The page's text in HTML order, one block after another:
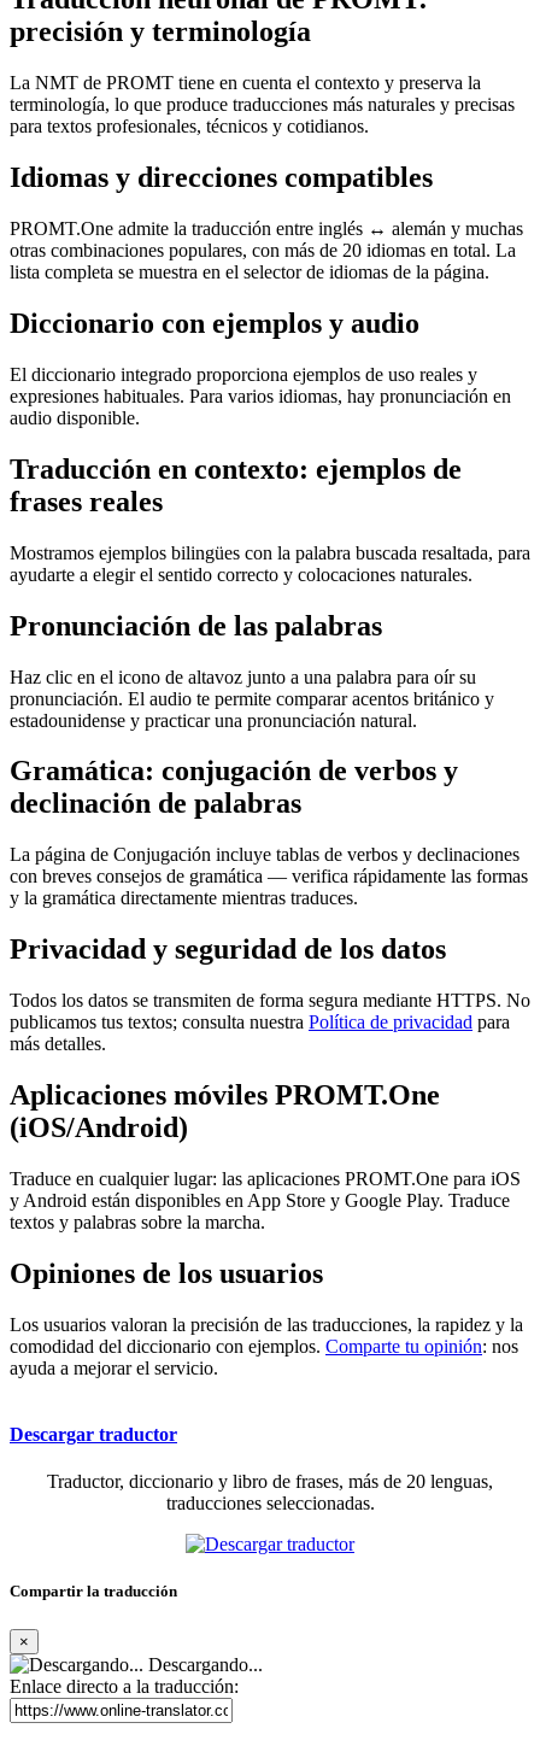
precisión y terminología
La NMT de PROMT tiene en cuenta el contexto y preserva la
terminología, lo que produce traducciones más naturales y precisas
para textos profesionales, técnicos y cotidianos.
Idiomas y direcciones compatibles
PROMT.One admite la traducción entre inglés ↔ alemán y muchas
otras combinaciones populares, con más de 20 idiomas en total. La
lista completa se muestra en el selector de idiomas de la página.
Diccionario con ejemplos y audio
El diccionario integrado proporciona ejemplos de uso reales y
expresiones habituales. Para varios idiomas, hay pronunciación en
audio disponible.
Traducción en contexto: ejemplos de
frases reales
Mostramos ejemplos bilingües con la palabra buscada resaltada, para
ayudarte a elegir el sentido correcto y colocaciones naturales.
Pronunciación de las palabras
Haz clic en el icono de altavoz junto a una palabra para oír su
pronunciación. El audio te permite comparar acentos británico y
estadounidense y practicar una pronunciación natural.
Gramática: conjugación de verbos y
declinación de palabras
La página de Conjugación incluye tablas de verbos y declinaciones
con breves consejos de gramática — verifica rápidamente las formas
y la gramática directamente mientras traduces.
Privacidad y seguridad de los datos
Todos los datos se transmiten de forma segura mediante HTTPS. No
publicamos tus textos; consulta nuestra Política de privacidad para
más detalles.
Aplicaciones móviles PROMT.One
(iOS/Android)
Traduce en cualquier lugar: las aplicaciones PROMT.One para iOS
y Android están disponibles en App Store y Google Play. Traduce
textos y palabras sobre la marcha.
Opiniones de los usuarios
Los usuarios valoran la precisión de las traducciones, la rapidez y la
comodidad del diccionario con ejemplos. Comparte tu opinión: nos
ayuda a mejorar el servicio.
Descargar traductor
Traductor, diccionario y libro de frases, más de 20 lenguas,
traducciones seleccionadas.
Compartir la traducción
×
Descargando...
Enlace directo a la traducción: